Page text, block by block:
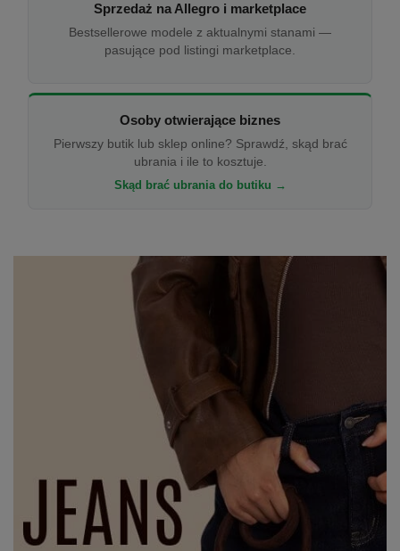
Sprzedaż na Allegro i marketplace
Bestsellerowe modele z aktualnymi stanami —
pasujące pod listingi marketplace.
Osoby otwierające biznes
Pierwszy butik lub sklep online? Sprawdź, skąd brać
ubrania i ile to kosztuje.
Skąd brać ubrania do butiku →